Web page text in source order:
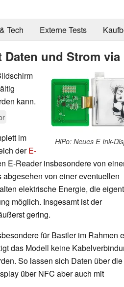
Tech Externe Tests
und Strom via
HiPo: Neues E Ink-
kann.
im
derE-
E-Reader insbesondere von
von einer eventuellen
elektrische Energie, die
möglich. Insgesamt ist der
gering.
für Bastler im Rahmen
das Modell keine
So lassen sich Daten über die
über NFC aber auch mit